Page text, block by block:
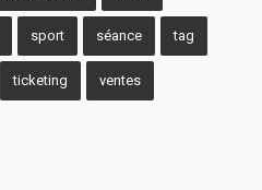
sport séance tag
ticketing ventes